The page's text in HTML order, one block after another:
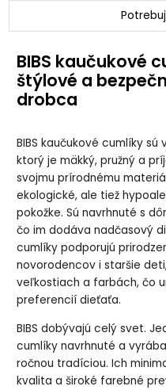
BIBS Boheme
prírodného
kaučuku 2ks,
veľkosť 2
BIBS Boheme
Oak cumlík z
prírodného
kaučuku 2ks,
veľkosť 1
cumlík z
prírodného
kaučuku 2ks,
veľkosť 2
cumlík z
prírodného
kaučuku 2ks,
veľkosť 1
BIBS Boheme
Woodchuck/Blus
h cumlík z
prírodného
kaučuku 2ks,
veľkosť 2
BIBS Boheme
nočný
Blush/Vanilla
cumlík z
prírodného
kaučuku 2ks,
veľkosť 1
BIBS Boheme
Sage/Cloud
cumlík z
prírodného
kaučuku 2ks,
veľkosť 2
BIBS kaučukové
štýlové a
drobca
BIBS kaučukové cumlíky
ktorý je mäkký, pružný a
svojmu prírodnému
ekologické, ale tiež
pokožke. Sú navrhnuté s
čo im dodáva nadčasový
cumlíky podporujú
novorodencov i staršie
veľkostiach a farbách, čo
preferencií dieťaťa.
BIBS dobývajú celý svet.
cumlíky navrhnuté a
ročnou tradíciou. Ich
kvalita a široké farebné